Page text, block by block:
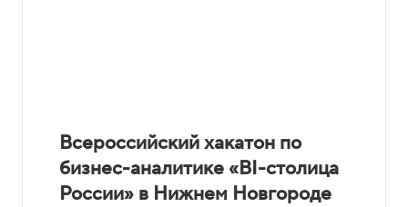
Всероссийский хакатон по
бизнес-аналитике «BI-столица
России» в Нижнем Новгороде